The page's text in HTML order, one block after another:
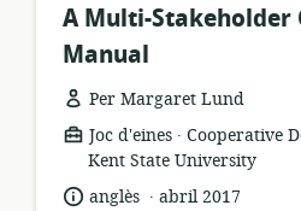
A Multi-Stakeholder
Manual
Per Margaret Lund
format
dels
recursos:
Joc d'eines .
publicador:
Cooperative
Kent State University
idioma:
anglès .
dataabril 2017